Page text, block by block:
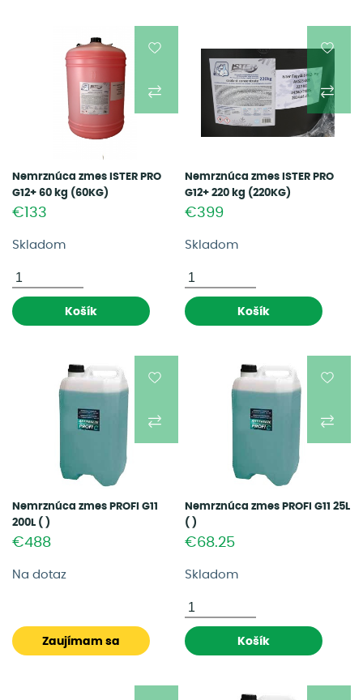
Nemrznúca zmes ISTER PRO
G12+ 60 kg (60KG)
€133
Skladom
Košík
Nemrznúca zmes ISTER PRO
G12+ 220 kg (220KG)
€399
Skladom
Košík
Nemrznúca zmes PROFI G11
200L ( )
€488
Na dotaz
Zaujímam sa
Nemrznúca zmes PROFI G11 25L
( )
€68.25
Skladom
Košík